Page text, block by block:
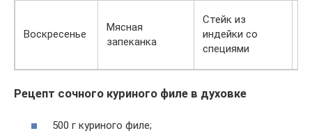
Воскресенье
Мясная
запеканка
Стейк из
индейки со
специями
Рецепт сочного куриного филе в духовке
500 г куриного филе;